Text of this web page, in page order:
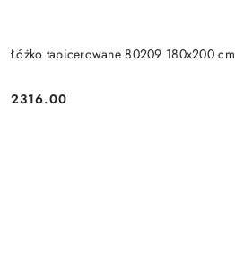
Łóżko tapicerowane 80209 180x200 cm
Cena:
2316.00